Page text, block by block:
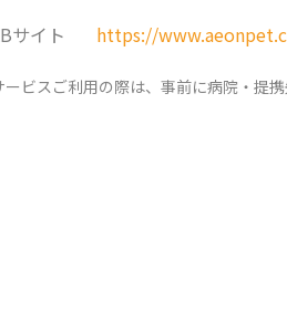
サイト
https://
ビスご利用の際は、事前に病院・提携